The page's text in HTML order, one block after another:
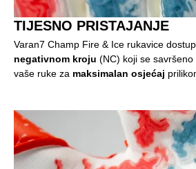
TIJESNO PRISTAJANJE
Varan7 Champ Fire & Ice rukavice
negativnom kroju (NC) koji se
vaše ruke za maksimalan osjećaj